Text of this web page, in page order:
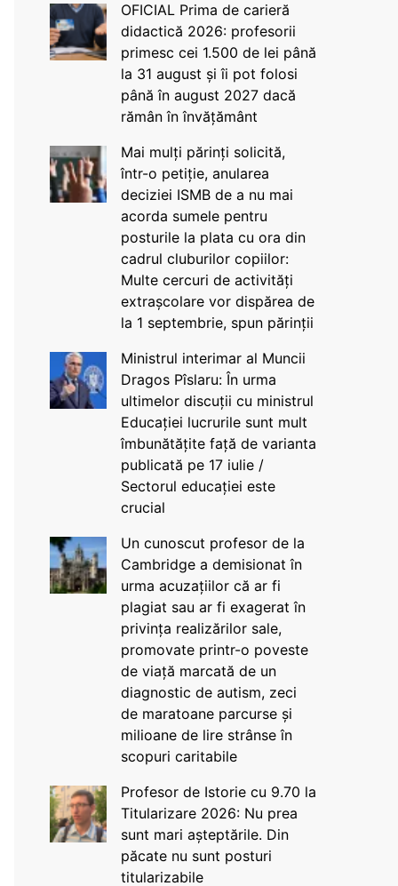
OFICIAL Prima de carieră
didactică 2026: profesorii
primesc cei 1.500 de lei până
la 31 august și îi pot folosi
până în august 2027 dacă
rămân în învățământ
Mai mulți părinți solicită,
într-o petiție, anularea
deciziei ISMB de a nu mai
acorda sumele pentru
posturile la plata cu ora din
cadrul cluburilor copiilor:
Multe cercuri de activități
extrașcolare vor dispărea de
la 1 septembrie, spun părinții
Ministrul interimar al Muncii
Dragos Pîslaru: În urma
ultimelor discuții cu ministrul
Educației lucrurile sunt mult
îmbunătățite față de varianta
publicată pe 17 iulie /
Sectorul educației este
crucial
Un cunoscut profesor de la
Cambridge a demisionat în
urma acuzațiilor că ar fi
plagiat sau ar fi exagerat în
privința realizărilor sale,
promovate printr-o poveste
de viață marcată de un
diagnostic de autism, zeci
de maratoane parcurse și
milioane de lire strânse în
scopuri caritabile
Profesor de Istorie cu 9.70 la
Titularizare 2026: Nu prea
sunt mari așteptările. Din
păcate nu sunt posturi
titularizabile